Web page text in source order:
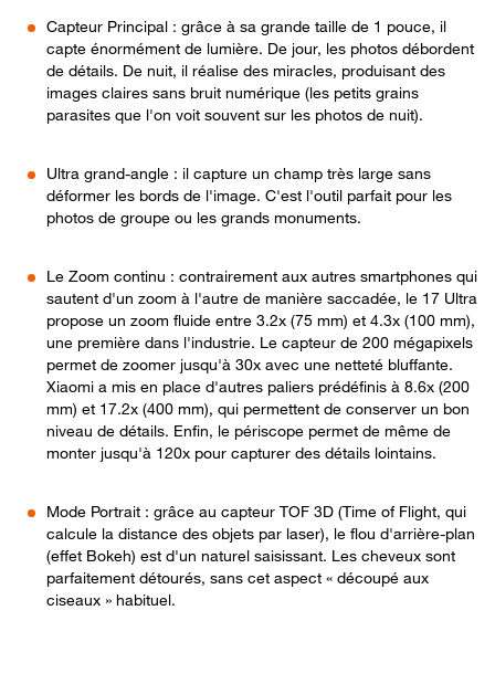
Capteur Principal : grâce à sa grande taille de 1 pouce, il
capte énormément de lumière. De jour, les photos débordent
de détails. De nuit, il réalise des miracles, produisant des
images claires sans bruit numérique (les petits grains
parasites que l'on voit souvent sur les photos de nuit).
Ultra grand-angle : il capture un champ très large sans
déformer les bords de l'image. C'est l'outil parfait pour les
photos de groupe ou les grands monuments.
Le Zoom continu : contrairement aux autres smartphones qui
sautent d'un zoom à l'autre de manière saccadée, le 17 Ultra
propose un zoom fluide entre 3.2x (75 mm) et 4.3x (100 mm),
une première dans l'industrie. Le capteur de 200 mégapixels
permet de zoomer jusqu'à 30x avec une netteté bluffante.
Xiaomi a mis en place d'autres paliers prédéfinis à 8.6x (200
mm) et 17.2x (400 mm), qui permettent de conserver un bon
niveau de détails. Enfin, le périscope permet de même de
monter jusqu'à 120x pour capturer des détails lointains.
Mode Portrait : grâce au capteur TOF 3D (Time of Flight, qui
calcule la distance des objets par laser), le flou d'arrière-plan
(effet Bokeh) est d'un naturel saisissant. Les cheveux sont
parfaitement détourés, sans cet aspect « découpé aux
ciseaux » habituel.